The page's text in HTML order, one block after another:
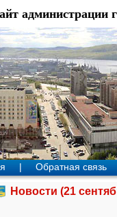
администрации
| Обратная связь
Новости (21